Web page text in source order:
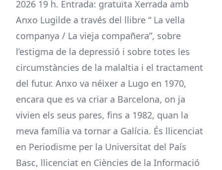
2026 19 h. Entrada: gratuïta Xerrada amb
Anxo Lugilde a través del llibre “ La vella
companya / La vieja compañera”, sobre
l’estigma de la depressió i sobre totes les
circumstàncies de la malaltia i el tractament
del futur. Anxo va néixer a Lugo en 1970,
encara que es va criar a Barcelona, on ja
vivien els seus pares, fins a 1982, quan la
meva família va tornar a Galícia. És llicenciat
en Periodisme per la Universitat del País
Basc, llicenciat en Ciències de la Informació